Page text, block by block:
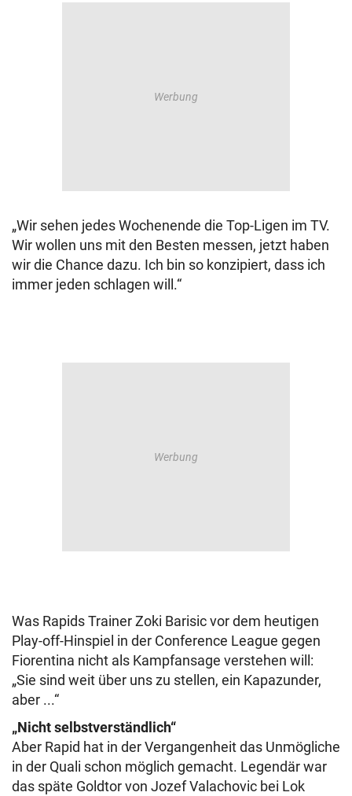
„Wir sehen jedes Wochenende die Top-Ligen im TV.
Wir wollen uns mit den Besten messen, jetzt haben
wir die Chance dazu. Ich bin so konzipiert, dass ich
immer jeden schlagen will.“
Was Rapids Trainer Zoki Barisic vor dem heutigen
Play-off-Hinspiel in der Conference League gegen
Fiorentina nicht als Kampfansage verstehen will:
„Sie sind weit über uns zu stellen, ein Kapazunder,
aber ...“
„Nicht selbstverständlich“
Aber Rapid hat in der Vergangenheit das Unmögliche
in der Quali schon möglich gemacht. Legendär war
das späte Goldtor von Jozef Valachovic bei Lok